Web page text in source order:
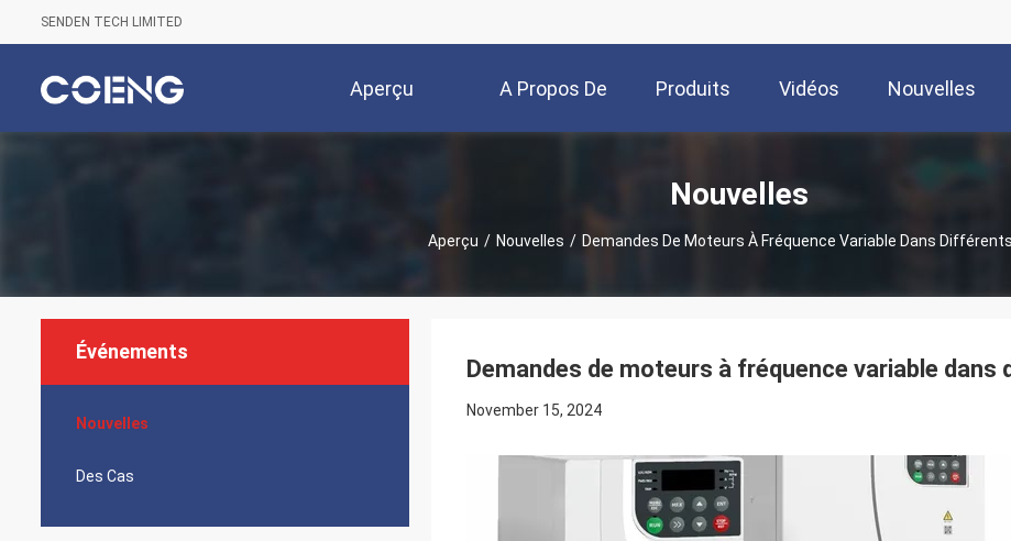
SENDEN TECH LIMITED
Aperçu A Propos De Produits Vidéos Nouvelles
Nouvelles
Aperçu / Nouvelles / Demandes De Moteurs À Fréquence Variable Dans
Événements
Nouvelles
Des Cas
Demandes de moteurs à fréquence variable
November 15, 2024